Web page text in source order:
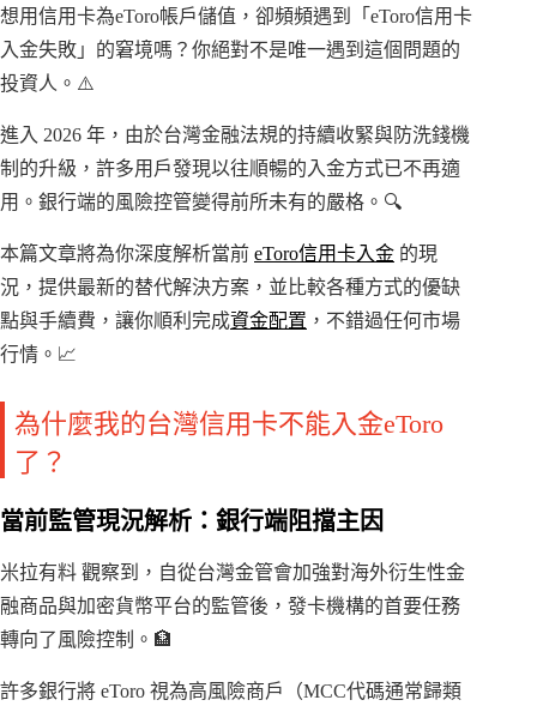
想用信用卡為eToro帳戶儲值，卻頻頻遇到「eToro信用卡
入金失敗」的窘境嗎？你絕對不是唯一遇到這個問題的
投資人。⚠️
進入 2026 年，由於台灣金融法規的持續收緊與防洗錢機
制的升級，許多用戶發現以往順暢的入金方式已不再適
用。銀行端的風險控管變得前所未有的嚴格。🔍
本篇文章將為你深度解析當前 eToro信用卡入金 的現
況，提供最新的替代解決方案，並比較各種方式的優缺
點與手續費，讓你順利完成資金配置 ，不錯過任何市場
行情。📈
為什麼我的台灣信用卡不能入金eToro
了？
當前監管現況解析：銀行端阻擋主因
米拉有料 觀察到，自從台灣金管會加強對海外衍生性金
融商品與加密貨幣平台的監管後，發卡機構的首要任務
轉向了風險控制。🏦
許多銀行將 eToro 視為高風險商戶（MCC代碼通常歸類